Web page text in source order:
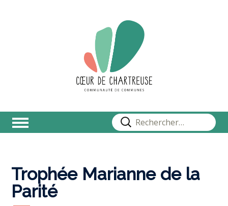
Rechercher :
Trophée Marianne de la
Parité